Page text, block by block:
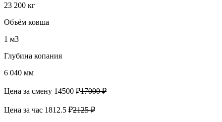
23 200 кг
Объём ковша
1 м3
Глубина копания
6 040 мм
Цена за смену 14500 ₽17000 ₽
Цена за час 1812.5 ₽2125 ₽